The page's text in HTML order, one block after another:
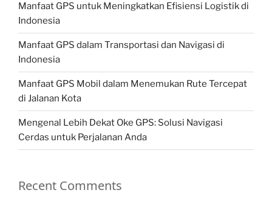
Manfaat GPS untuk Meningkatkan Efisiensi Logistik di
Indonesia
Manfaat GPS dalam Transportasi dan Navigasi di
Indonesia
Manfaat GPS Mobil dalam Menemukan Rute Tercepat
di Jalanan Kota
Mengenal Lebih Dekat Oke GPS: Solusi Navigasi
Cerdas untuk Perjalanan Anda
Recent Comments